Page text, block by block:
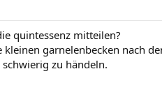
quintessenz mitteilen?
garnelenbecken nach
zu händeln.